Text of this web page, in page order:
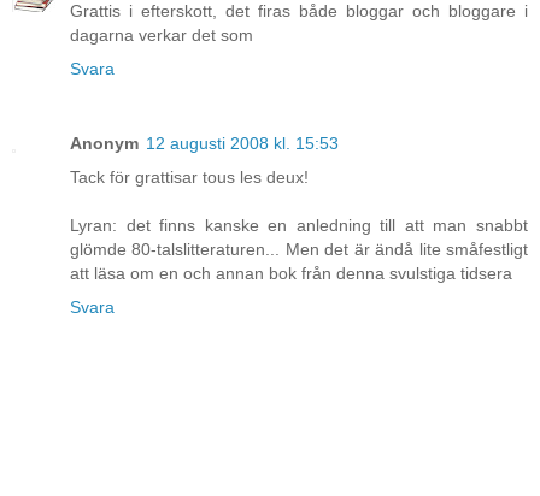
Grattis i efterskott, det firas både bloggar och bloggare i
dagarna verkar det som
Svara
Anonym 12 augusti 2008 kl. 15:53
Tack för grattisar tous les deux!
Lyran: det finns kanske en anledning till att man snabbt
glömde 80-talslitteraturen... Men det är ändå lite småfestligt
att läsa om en och annan bok från denna svulstiga tidsera
Svara